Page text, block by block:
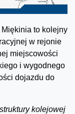
to kolejny
w rejonie
miejscowości
i wygodnego
dojazdu do
kolejowej